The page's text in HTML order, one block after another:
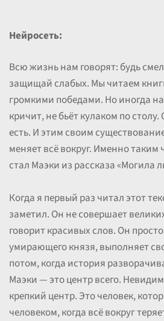
Нейросеть:
Всю жизнь нам говорят: будь
защищай слабых. Мы читаем
громкими победами. Но иногда
кричит, не бьёт кулаком по
есть. И этим своим
меняет всё вокруг. Именно таким
стал Маэки из рассказа «Могила
Когда я первый раз читал этот
заметил. Он не совершает
говорит красивых слов. Он
умирающего князя, выполняет
потом, когда история
Маэки — это центр всего.
крепкий центр. Это человек,
человеком, когда всё вокруг